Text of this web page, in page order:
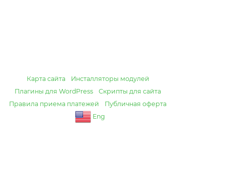
Карта сайта
Инсталляторы модулей
Плагины для WordPress
Скрипты для сайта
Правила приема платежей
Публичная оферта
Eng